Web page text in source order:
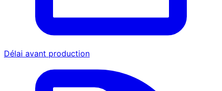
Délai avant production